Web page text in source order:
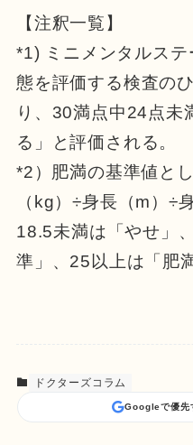
【注釈一覧】
*1) ミニメンタルス
態を評価する検査の
り、30満点中24点未
る」と評価される。
*2） 肥満の基準値と
（kg）÷身長（m）÷
18.5未満は「やせ」
準」、25以上は「肥
ドクターズコラム
Googleで優先